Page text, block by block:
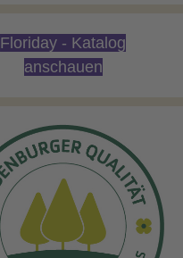
Floriday - Katalog
anschauen